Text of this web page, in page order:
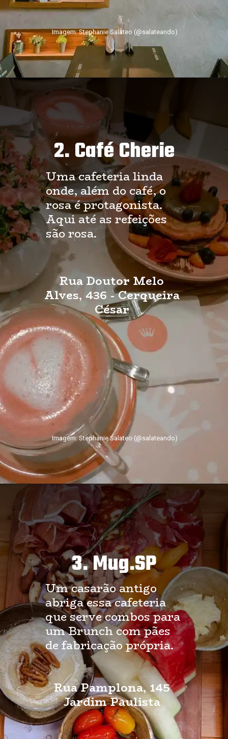
Imagem: Stephanie Salateo (@salateando)
2. Café Cherie
Uma cafeteria linda
onde, além do café, o
rosa é protagonista.
Aqui até as refeições
são rosa.
Rua Doutor Melo
Alves, 436 - Cerqueira
César
Imagem: Stephanie Salateo (@salateando)
3. Mug.SP
Um casarão antigo
abriga essa cafeteria
que serve combos para
um Brunch com pães
de fabricação própria.
Rua Pamplona, 145
Jardim Paulista